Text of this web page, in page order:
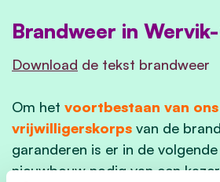
Brandweer in
Download de tekst brandweer
Om het voortbestaan van ons
vrijwilligerskorps van de
garanderen is er in de
nieuwbouw nodig van een